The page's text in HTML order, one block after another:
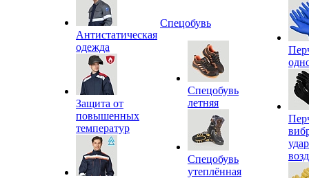
Антистатическая
одежда
Защита от
повышенных
температур
Спецобувь
Спецобувь
летняя
Спецобувь
утеплённая